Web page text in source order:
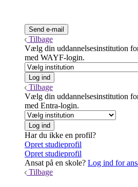
Tilbage
Vælg din uddannelsesinstitution
med WAYF-login.
Tilbage
Vælg din uddannelsesinstitution
med Entra-login.
Har du ikke en profil?
Opret studieprofil
Opret studieprofil
Ansat på en skole? Log ind for
Tilbage